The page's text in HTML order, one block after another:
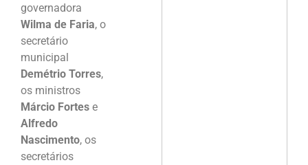
governadora
Wilma de Faria, o
secretário
municipal
Demétrio Torres,
os ministros
Márcio Fortes e
Alfredo
Nascimento, os
secretários